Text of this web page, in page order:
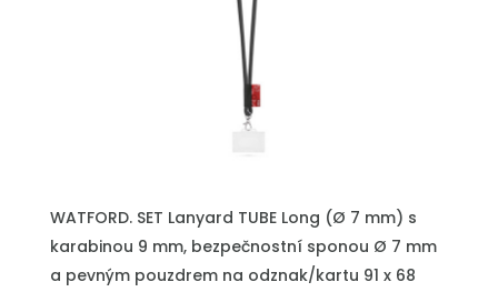
WATFORD. SET Lanyard TUBE Long (Ø 7 mm) s
karabinou 9 mm, bezpečnostní sponou Ø 7 mm
a pevným pouzdrem na odznak/kartu 91 x 68